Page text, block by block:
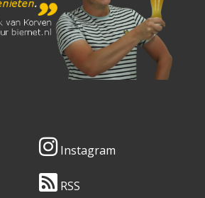
Instagram
RSS